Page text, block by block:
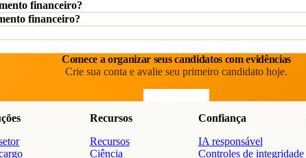
financeiro?
financeiro?
Comece a organizar seus candidatos com evidências
Crie sua conta e avalie seu primeiro candidato hoje.
Recursos
Recursos
Ciência
Confiança
IA responsável
Controles de integridade